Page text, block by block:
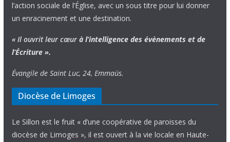
l’action sociale de l’Église, avec un sous titre pour lui donner
un enracinement et une destination.
« Il ouvrit leur cœur à l’intelligence des évènements et de
l’Écriture ».
Évangile de Saint Luc, 24, Emmaüs.
Diocèse de Limoges
Le Sillon est le fruit « d’une coopérative de paroisses du
diocèse de Limoges », il est ouvert à la vie locale en Haute-